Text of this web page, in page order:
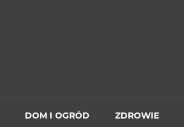
DOM I OGRÓD ZDROWIE